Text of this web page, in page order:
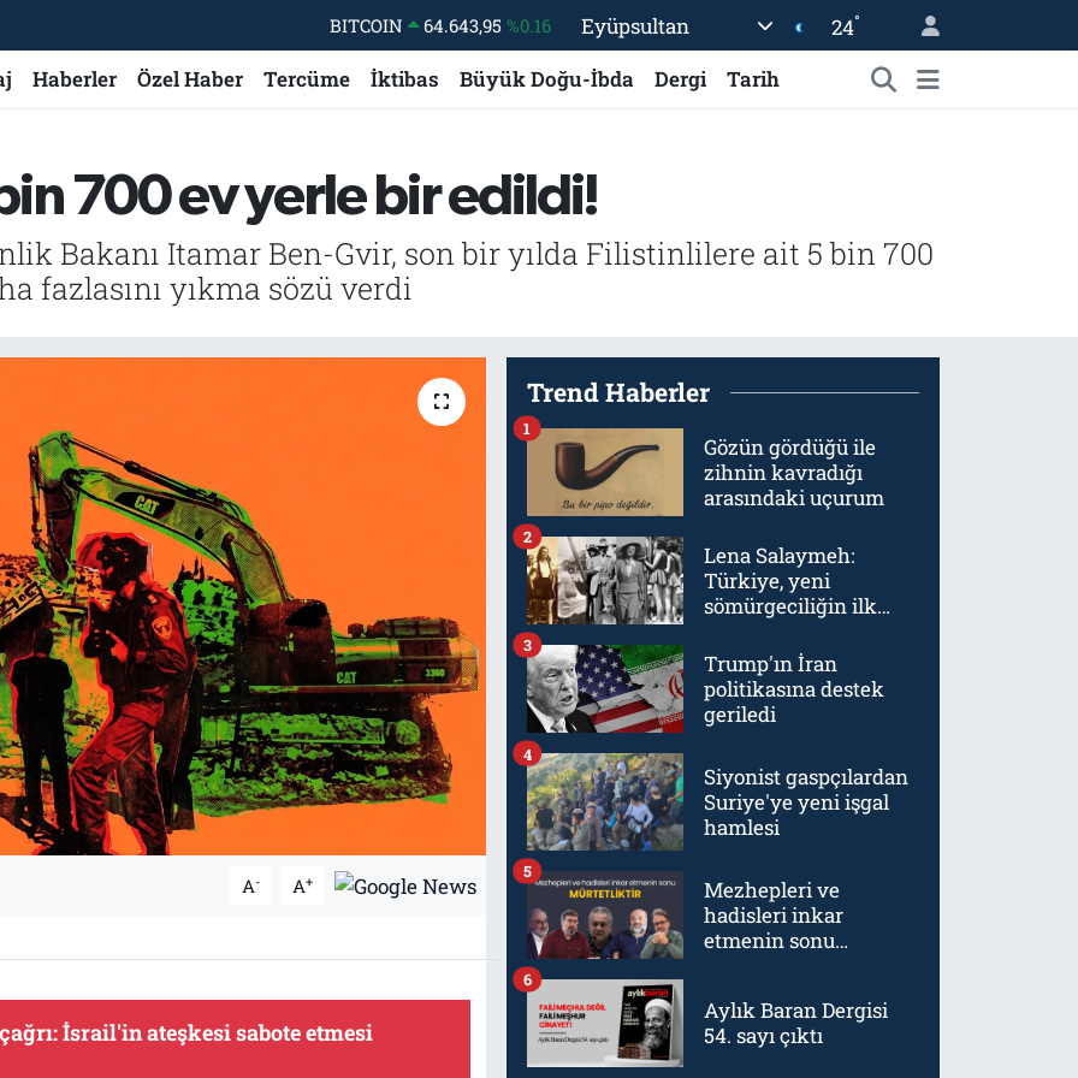
BITCOIN 64.643,95 %0.16
GRAM ALTIN
6500.87 %0.12
Eyüpsultan 24°
Haberler Özel Haber Tercüme İktibas Büyük Doğu-İbda Dergi Tarih
700 ev yerle bir edildi!
Bakanı Itamar Ben-Gvir, son bir yılda Filistinlilere ait 5 bin 700
fazlasını yıkma sözü verdi
A- A+
İsrail'in ateşkesi sabote etmesi
Trend Haberler
Gözün gördüğü ile
zihnin kavradığı
arasındaki uçurum
1
Lena Salaymeh:
Türkiye, yeni
sömürgeciliğin ilk
2
Trump'ın İran
politikasına destek
geriledi
3
Siyonist gaspçılardan
Suriye'ye yeni işgal
hamlesi
4
Mezhepleri ve
hadisleri inkar
etmenin sonu
5
Aylık Baran Dergisi
54. sayı çıktı
6